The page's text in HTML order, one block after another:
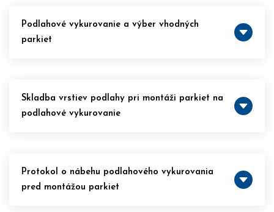
Podlahové vykurovanie a výber vhodných
parkiet
Skladba vrstiev podlahy pri montáži parkiet na
podlahové vykurovanie
Protokol o nábehu podlahového vykurovania
pred montážou parkiet